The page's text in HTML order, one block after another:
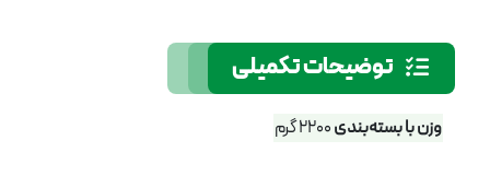
توضیحات تکمیلی
وزن با بسته‌بندی2200 گرم